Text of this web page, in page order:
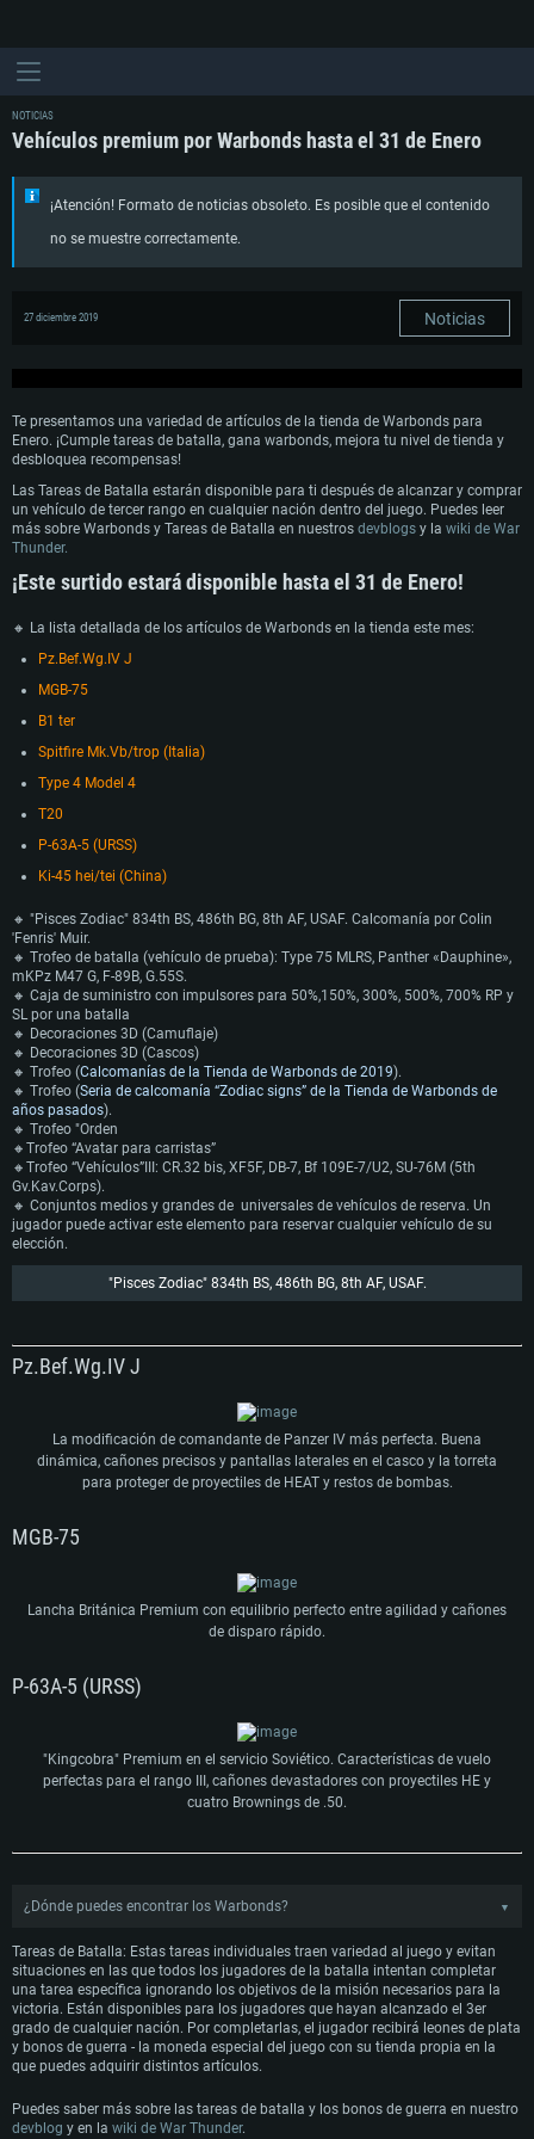
REQUISITOS DE SISTEMA
SO: Windows 10 (64 bits)
Procesador: Doble núcleo 2,2 GHz
Memoria: 4 GB
Red: Conexión a Internet de banda ancha
SO: Windows 10/11 (64 bits)
Procesador: Intel Core i5 o Ryzen 5 3600 y superior
Nvidia GeForce 1060 y superior, Radeon RX 570 y superior
Red: Conexión a Internet de banda ancha
Disco Duro: 75.9 GB (Cliente Completo)
SO: Mac OS Big Sur 11.0 o posterior
Procesador: Core i5, mínimo 2,2 GHz (Intel Xeon no es compatible)
Memoria: 6 GB
Red: Conexión a Internet de banda ancha
SO: Mac OS Big Sur 11.0 o posterior
Procesador: Core i7 (Intel Xeon no es compatible)
Red: Conexión a Internet de banda ancha
Disco Duro: 62.2 GB (Cliente Completo)
SO: La mayoría de las distribuciones Linux modernas de 64 bits
Procesador: Doble núcleo 2.4 GHz
Memoria: 4 GB
resolución mínima admitida para el juego es 720p) con soporte Vulkan.
Disco Duro: 22.1 GB (Cliente Mínimo)
Tarjeta de Vídeo: NVIDIA 1060 con los últimos controladores propietarios (no más
de 6 meses) / AMD similar (Radeon RX 570) con los últimos controladores
propietarios (no más de 6 meses) con soporte Vulkan.
Red: Conexión a Internet de banda ancha
Disco Duro: 62.2 GB (Cliente Completo)
NOTICIAS
Vehículos premium por Warbonds hasta el 31 de Enero
¡Atención! Formato de noticias obsoleto. Es posible que el contenido
no se muestre correctamente.
27 diciembre 2019 Noticias
Te presentamos una variedad de artículos de la tienda de Warbonds para
Enero. ¡Cumple tareas de batalla, gana warbonds, mejora tu nivel de tienda y
desbloquea recompensas!
Las Tareas de Batalla estarán disponible para ti después de alcanzar y comprar
un vehículo de tercer rango en cualquier nación dentro del juego. Puedes leer
más sobre Warbonds y Tareas de Batalla en nuestros devblogs y la wiki de War
Thunder.
¡Este surtido estará disponible hasta el 31 de Enero!
🔸 La lista detallada de los artículos de Warbonds en la tienda este mes:
Pz.Bef.Wg.IV J
MGB-75
B1 ter
Spitfire Mk.Vb/trop (Italia)
Type 4 Model 4
T20
P-63A-5 (URSS)
Ki-45 hei/tei (China)
🔸 "Pisces Zodiac" 834th BS, 486th BG, 8th AF, USAF. Calcomanía por Colin
'Fenris' Muir.
🔸 Trofeo de batalla (vehículo de prueba): Type 75 MLRS, Panther «Dauphine»,
mKPz M47 G, F-89B, G.55S.
🔸 Caja de suministro con impulsores para 50%,150%, 300%, 500%, 700% RP y
SL por una batalla
🔸 Decoraciones 3D (Camuflaje)
🔸 Decoraciones 3D (Cascos)
🔸 Trofeo (Calcomanías de la Tienda de Warbonds de 2019).
🔸 Trofeo (Seria de calcomanía “Zodiac signs” de la Tienda de Warbonds de
años pasados).
🔸 Trofeo "Orden
🔸Trofeo “Avatar para carristas”
🔸Trofeo “Vehículos”III: CR.32 bis, XF5F, DB-7, Bf 109E-7/U2, SU-76M (5th
Gv.Kav.Corps).
🔸 Conjuntos medios y grandes de universales de vehículos de reserva. Un
jugador puede activar este elemento para reservar cualquier vehículo de su
elección.
"Pisces Zodiac" 834th BS, 486th BG, 8th AF, USAF.
Pz.Bef.Wg.IV J
La modificación de comandante de Panzer IV más perfecta. Buena
dinámica, cañones precisos y pantallas laterales en el casco y la torreta
para proteger de proyectiles de HEAT y restos de bombas.
MGB-75
Lancha Británica Premium con equilibrio perfecto entre agilidad y cañones
de disparo rápido.
P-63A-5 (URSS)
"Kingcobra" Premium en el servicio Soviético. Características de vuelo
perfectas para el rango III, cañones devastadores con proyectiles HE y
cuatro Brownings de .50.
¿Dónde puedes encontrar los Warbonds? ▼
En el menú que se abre, haz clic en el ícono 'Tienda de Warbonds' en la esquina
inferior derecha.
Ahora puedes ver el rango de Warbonds disponibles haciendo clic en los
diversos iconos.
Tareas de Batalla: Estas tareas individuales traen variedad al juego y evitan
situaciones en las que todos los jugadores de la batalla intentan completar
una tarea específica ignorando los objetivos de la misión necesarios para la
victoria. Están disponibles para los jugadores que hayan alcanzado el 3er
grado de cualquier nación. Por completarlas, el jugador recibirá leones de plata
y bonos de guerra - la moneda especial del juego con su tienda propia en la
que puedes adquirir distintos artículos.
Puedes saber más sobre las tareas de batalla y los bonos de guerra en nuestro
devblog y en la wiki de War Thunder.